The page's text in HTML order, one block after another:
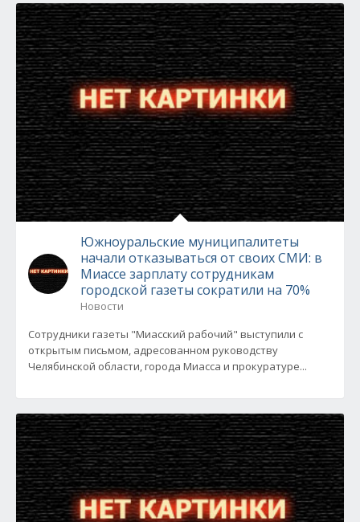
Южноуральские муниципалитеты
начали отказываться от своих СМИ: в
Миассе зарплату сотрудникам
городской газеты сократили на 70%
Новости
Сотрудники газеты "Миасский рабочий" выступили с
открытым письмом, адресованном руководству
Челябинской области, города Миасса и прокуратуре...